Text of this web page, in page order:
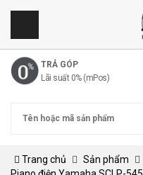
TRẢ GÓP
Lãi suất 0% (mPos)
Trang chủ Sản phẩm